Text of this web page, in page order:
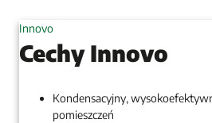
Innovo
Cechy Innovo
Kondensacyjny,
pomieszczeń